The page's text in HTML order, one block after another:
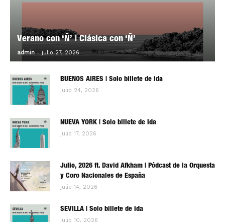
Verano con ‘Ñ’ | Clásica con ‘Ñ’
admin - julio 27, 2026 0
BUENOS AIRES | Solo billete de ida
julio 24, 2026
NUEVA YORK | Solo billete de ida
julio 17, 2026
Julio, 2026 ft. David Afkham | Pódcast de la Orquesta
y Coro Nacionales de España
julio 14, 2026
SEVILLA | Solo billete de ida
julio 10, 2026